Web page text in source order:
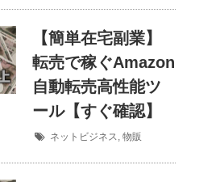
【簡単在宅副業】
転売で稼ぐAmazon
自動転売高性能ツ
ール【すぐ確認】
ネットビジネス, 物販